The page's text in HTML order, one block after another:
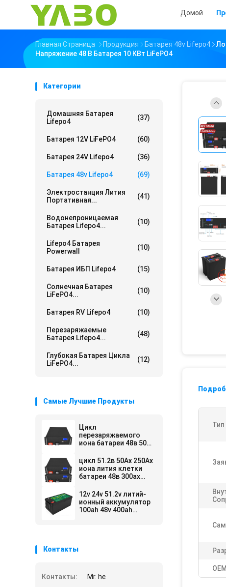
Домой
Главная Страница Продукция Батарея 48v Lifepo4
Напряжение 48 В Батарея 10 КВт LiFePO4
Категории
Домашняя Батарея
Lifepo4
(37)
Батарея 12V LiFePO4 (60)
Батарея 24V Lifepo4 (36)
Батарея 48v Lifepo4 (69)
Электростанция Лития
Портативная...
(41)
Водонепроницаемая
Батарея Lifepo4...
(10)
Lifepo4 Батарея
Powerwall
(10)
Батарея ИБП Lifepo4 (15)
Солнечная Батарея
LiFePO4...
(10)
Батарея RV Lifepo4 (10)
Перезаряжаемые
Батарея Lifepo4...
(48)
Глубокая Батарея Цикла
LiFePO4...
(12)
Самые Лучшие Продукты
Цикл
перезаряжаемого
иона батареи 48в 50ах
Лифепо4 глубокий
цикл 51.2в 50Ах 250Ах
иона лития клетки
батареи 48в 300ах
12v 24v 51.2v литий-
ионный аккумулятор
100ah 48v 400ah
Контакты
Контакты:
Mr. he
Тип